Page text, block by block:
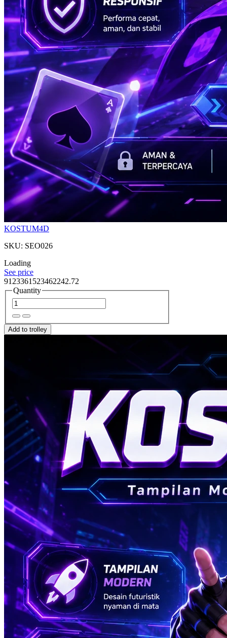
KOSTUM4D
SKU: SEO026
Loading
See price
9123361523462242.72
Quantity
Add to trolley